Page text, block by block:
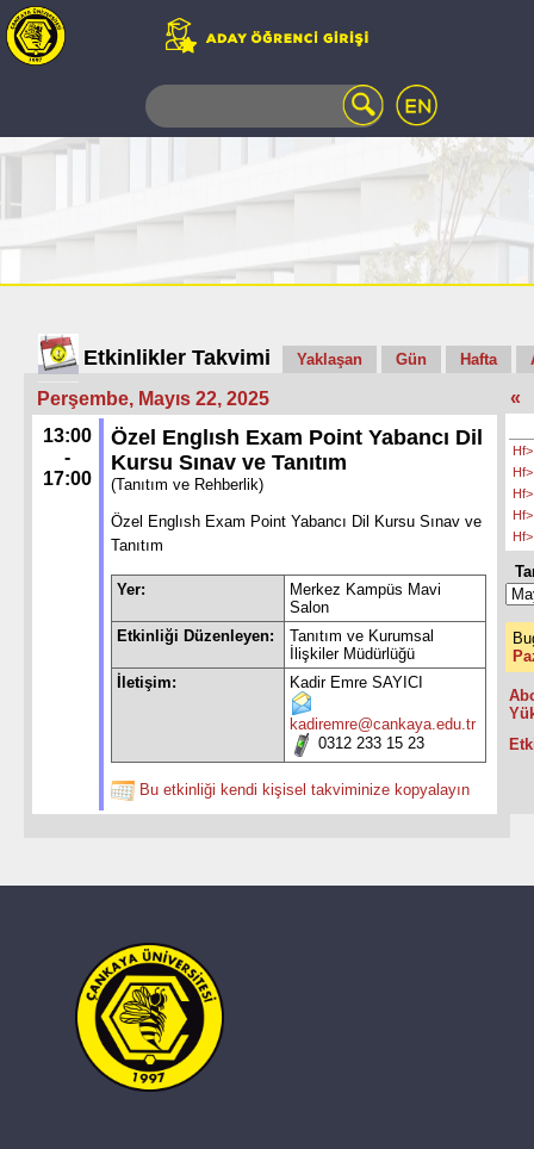
TELEFON
AÇILAN
UZAKTAN
EĞİTİM
KAMPÜSTE
YAŞAM
KÜTÜPHANE
PORTALI
Etkinlikler Takvimi Yaklaşan Gün Hafta
Perşembe, Mayıs 22, 2025
13:00
-
17:00
Özel Englısh Exam Point Yabancı Dil
Kursu Sınav ve Tanıtım
(Tanıtım ve Rehberlik)
Özel Englısh Exam Point Yabancı Dil Kursu Sınav ve
Tanıtım
Yer:
Merkez Kampüs Mavi
Salon
Etkinliği Düzenleyen:
Tanıtım ve Kurumsal
İlişkiler Müdürlüğü
İletişim:
Kadir Emre SAYICI
kadiremre@cankaya.edu.tr
0312 233 15 23
Bu etkinliği kendi kişisel takviminize kopyalayın
«
Hf>
Hf>
Hf>
Hf>
Hf>